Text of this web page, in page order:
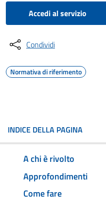
Accedi al servizio
Condividi
Normativa di riferimento
INDICE DELLA PAGINA
A chi è rivolto
Approfondimenti
Come fare